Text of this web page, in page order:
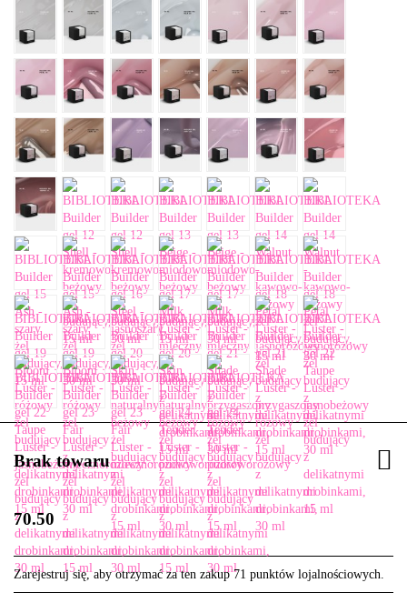
Brak towaru
70.50
Zarejestruj się, aby otrzymać za ten zakup 71 punktów lojalnościowych.